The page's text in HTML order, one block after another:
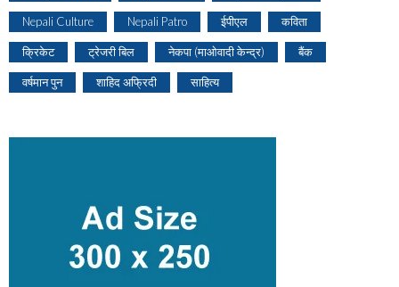
Nepali Culture Nepali Patro ईपीएल कविता
क्रिकेट ट्रेजरी बिल नेकपा (माओवादी केन्द्र) बैंक
वर्षमान पुन शाहिद अफ्रिदी साहित्य